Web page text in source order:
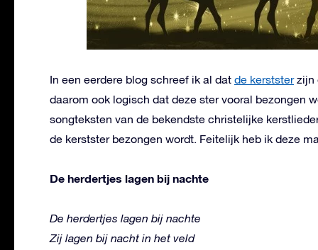
In een eerdere blog schreef ik al dat de kerststerzijn
daarom ook logisch dat deze ster vooral bezongen
songteksten van de bekendste christelijke
de kerstster bezongen wordt. Feitelijk heb ik deze
De herdertjes lagen bij nachte
De herdertjes lagen bij nachte
Zij lagen bij nacht in het veld